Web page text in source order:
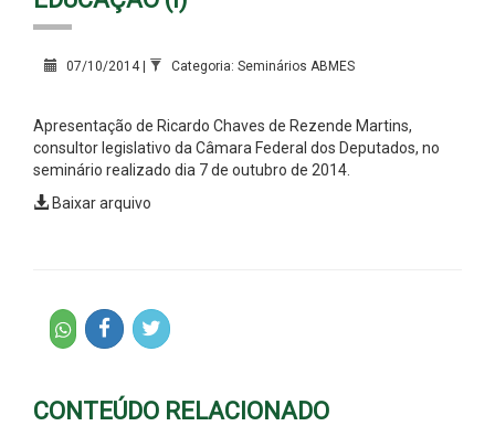
07/10/2014 | Categoria: Seminários ABMES
Apresentação de Ricardo Chaves de Rezende Martins,
consultor legislativo da Câmara Federal dos Deputados, no
seminário realizado dia 7 de outubro de 2014.
Baixar arquivo
CONTEÚDO RELACIONADO